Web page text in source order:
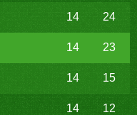
14 24
14 23
14 15
14 12